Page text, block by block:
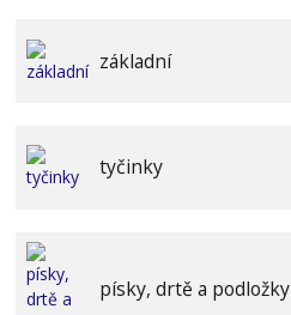
základní
tyčinky
písky, drtě a podložky